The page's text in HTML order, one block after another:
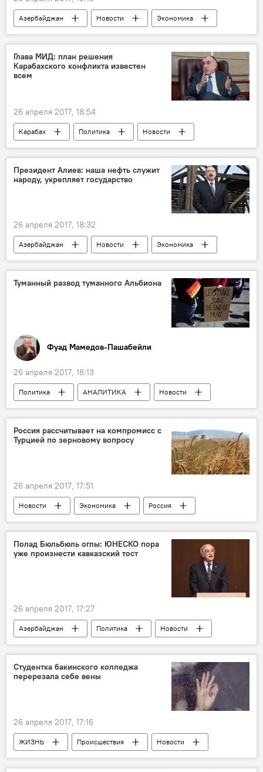
Азербайджан Новости
Экономика
Помощник президента Азербайджана по общественно-политическим вопросам Али Гасанов
Инвестиции
проблемы
развитие
диверсификация
предпринимательство
Глава МИД: план решения
Карабахского конфликта известен
всем
26 апреля 2017, 18:54
Карабах Политика
Новости
Россия
Армения
Россия
Эльмар Мамедъяров
МИД АР
встреча
Статус-кво Азербайджан
Президент Алиев: наша нефть служит
народу, укрепляет государство
26 апреля 2017, 18:32
Азербайджан Новости
Экономика
SOCAR
месторождение "Бибиэйбат"
Нефтяники
Туманный развод туманного Альбиона
Фуад Мамедов-Пашабейли
26 апреля 2017, 18:13
Политика АНАЛИТИКА
Новости
Новости мира
Колумнисты
Евросоюз
переговоры
население
Россия рассчитывает на компромисс с
Турцией по зерновому вопросу
26 апреля 2017, 17:51
Новости Экономика
Россия
Россия
Турция
Александр Ткачев
Минсельхоз РФ
Зерно
переговоры
Компромисс
Полад Бюльбюль оглы: ЮНЕСКО пора
уже произнести кавказский тост
26 апреля 2017, 17:27
Азербайджан Политика
Новости
Россия
Россия
Франция
Полад Бюльбюль оглы
Sputnik
ЮНЕСКО
бюджет
голосование
опыт
Студентка бакинского колледжа
перерезала себе вены
26 апреля 2017, 17:16
ЖИЗНЬ Происшествия
Новости
Баку